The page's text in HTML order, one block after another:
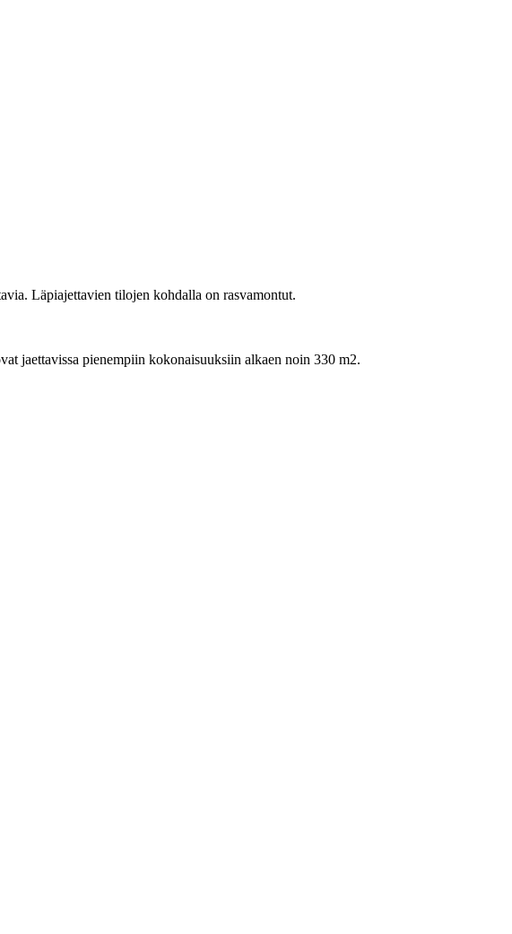
Läpiajettavien tilojen kohdalla on rasvamontut.
jaettavissa pienempiin kokonaisuuksiin alkaen noin 330 m2.